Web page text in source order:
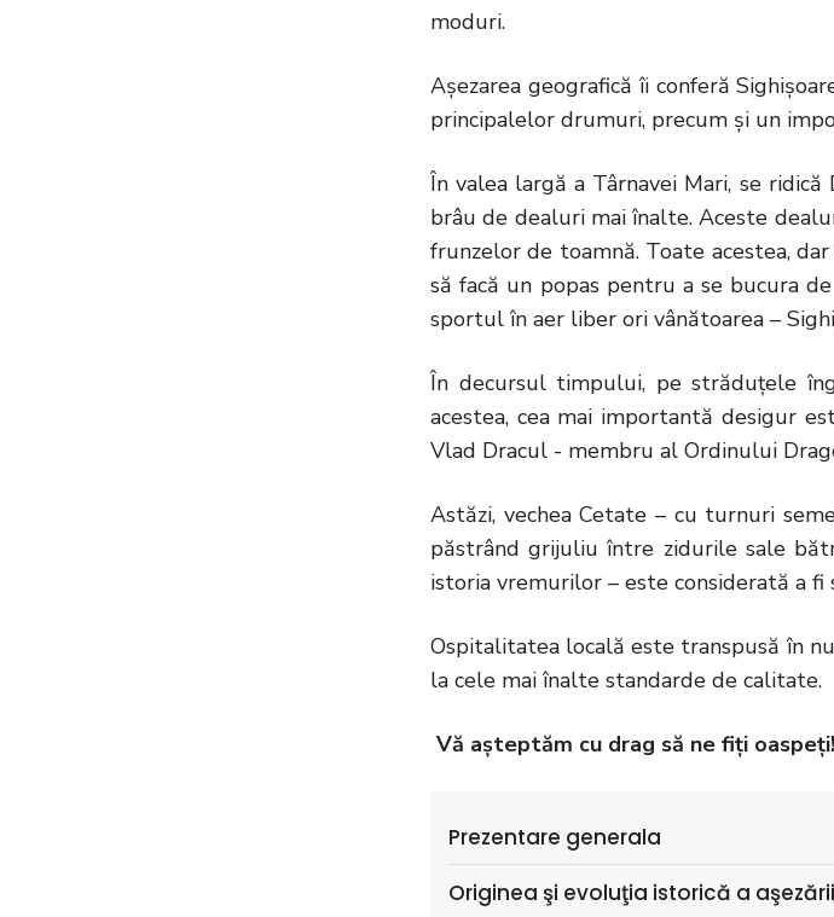
moduri.
Aşezarea geografică îi conferă
principalelor drumuri, precum şi un
În valea largă a Târnavei Mari, se
brâu de dealuri mai înalte. Aceste
frunzelor de toamnă. Toate acestea,
să facă un popas pentru a se bucura
sportul în aer liber ori vânătoarea –
În decursul timpului, pe străduţele
acestea, cea mai importantă desigur
Vlad Dracul - membru al Ordinului
Astăzi, vechea Cetate – cu turnuri
păstrând grijuliu între zidurile sale
istoria vremurilor – este considerată a
Ospitalitatea locală este transpusă în
la cele mai înalte standarde de calitate.
Vă aşteptăm cu drag să ne fiţi oaspeţi!
Prezentare generala
Originea şi evoluţia istorică a aşezării